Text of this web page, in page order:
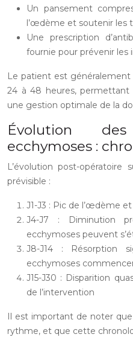
Un pansement
l’œdème et soutenir les
Une prescription
fournie pour prévenir
Le patient est
24 à 48 heures, permettant
une gestion optimale de la
Évolution
ecchymoses :
L’évolution post-
prévisible :
J1-J3 : Pic de l’œdème
J4-J7 : Diminution
ecchymoses peuvent
J8-J14 : Résorption
ecchymoses
J15-J30 : Disparition
de l’intervention
Il est important de noter
rythme, et que cette